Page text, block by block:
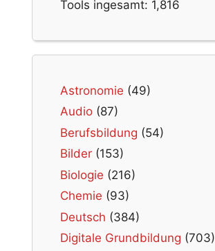
Tools ingesamt: 1,816
Astronomie (49)
Audio (87)
Berufsbildung (54)
Bilder (153)
Biologie (216)
Chemie (93)
Deutsch (384)
Digitale Grundbildung (703)